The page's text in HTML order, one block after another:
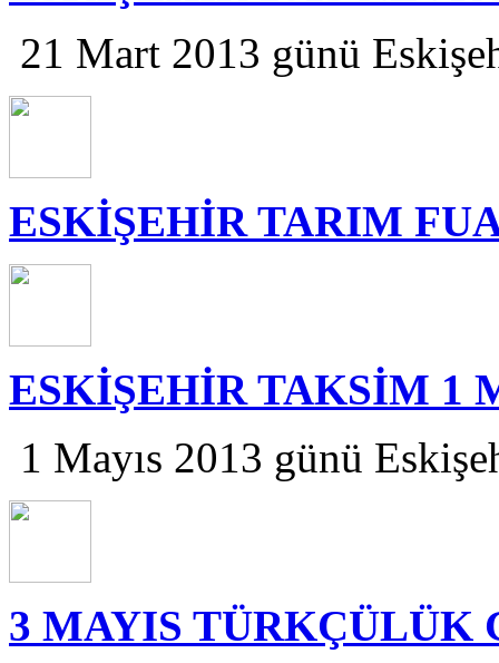
21 Mart 2013 günü
ESKİŞEHİR TARIM
ESKİŞEHİR TAKSİM 1
1 Mayıs 2013 günü
3 MAYIS TÜRKÇÜLÜK